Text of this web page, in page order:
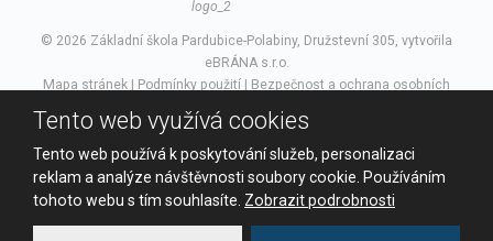
© 2026 Základní škola Pardubice-Polabiny, Družstevní 305, vytvořila
eBRÁNA s.r.o.
Mapa stránek
Podmínky použití
Bezpečnost a ochrana osobních
Tento web využívá cookies
Tento web používá k poskytování služeb, personalizaci
reklam a analýze návštěvnosti soubory cookie. Používáním
tohoto webu s tím souhlasíte. Zobrazit podrobnosti